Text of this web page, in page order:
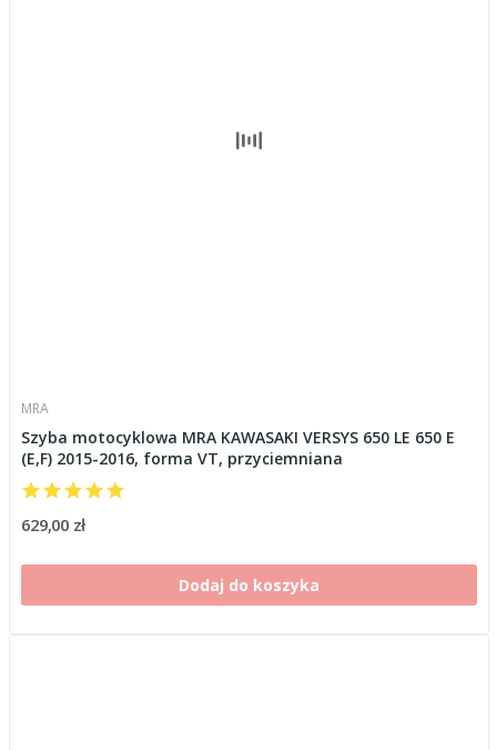
MRA
Szyba motocyklowa MRA KAWASAKI VERSYS 650 LE 650 E
(E,F) 2015-2016, forma VT, przyciemniana
629,00 zł
Dodaj do koszyka